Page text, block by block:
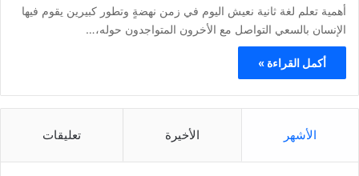
أهمية تعلم لغة ثانية نعيش اليوم في زمن نهضةٍ وتطور كبيرين يقوم فيها
الإنسان بالسعي التواصل مع الأخرون المتواجدون حوله،…
أكمل القراءة »
الأشهر الأخيرة تعليقات